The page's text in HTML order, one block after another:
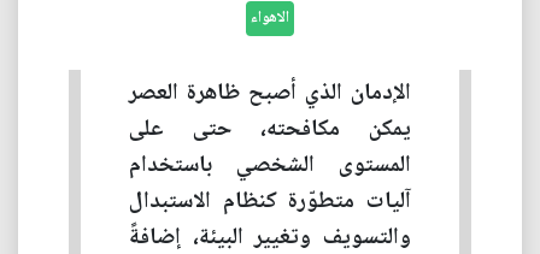
الاهواء
الإدمان الذي أصبح ظاهرة العصر
يمكن مكافحته، حتى على
المستوى الشخصي باستخدام
آليات متطوّرة كنظام الاستبدال
والتسويف وتغيير البيئة، إضافةً